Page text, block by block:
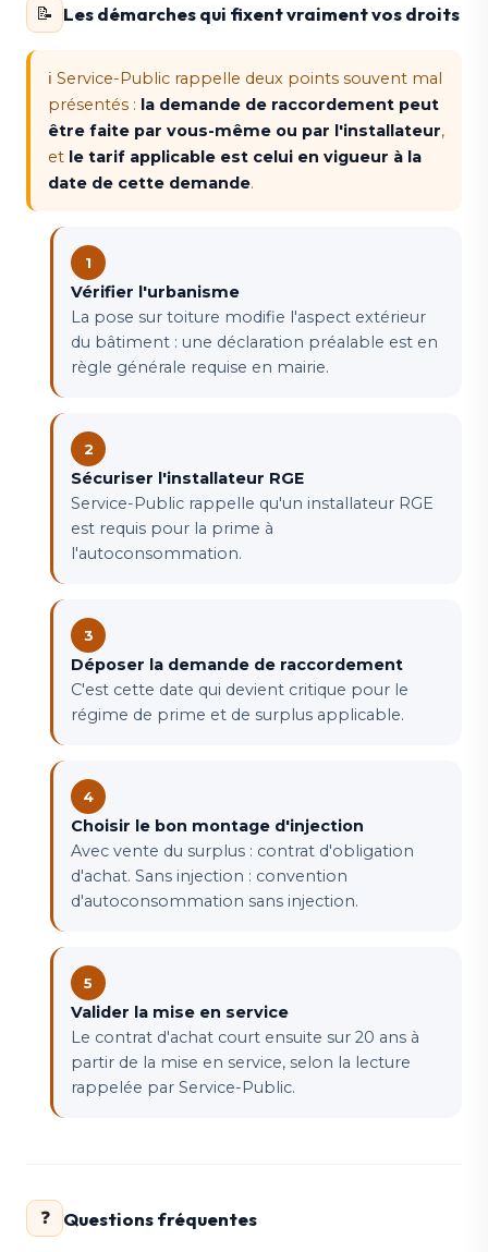
📝 Les démarches qui fixent vraiment vos droits
ℹ️ Service-Public rappelle deux points souvent mal
présentés : la demande de raccordement peut
être faite par vous-même ou par l'installateur,
et le tarif applicable est celui en vigueur à la
date de cette demande.
Vérifier l'urbanisme
La pose sur toiture modifie l'aspect extérieur
du bâtiment : une déclaration préalable est en
règle générale requise en mairie.
Sécuriser l'installateur RGE
Service-Public rappelle qu'un installateur RGE
est requis pour la prime à
l'autoconsommation.
Déposer la demande de raccordement
C'est cette date qui devient critique pour le
régime de prime et de surplus applicable.
Choisir le bon montage d'injection
Avec vente du surplus : contrat d'obligation
d'achat. Sans injection : convention
d'autoconsommation sans injection.
Valider la mise en service
Le contrat d'achat court ensuite sur 20 ans à
partir de la mise en service, selon la lecture
rappelée par Service-Public.
❓ Questions fréquentes